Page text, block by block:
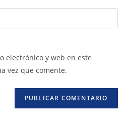
electrónico y web en este
vez que comente.